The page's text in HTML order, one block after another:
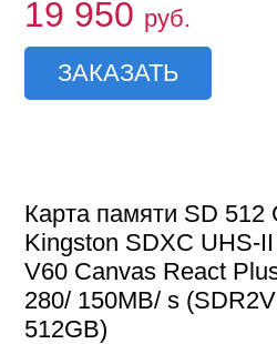
19 950 руб.
ЗАКАЗАТЬ
Карта памяти SD 512
Kingston SDXC UHS-
V60 Canvas React
280/ 150MB/ s
512GB)